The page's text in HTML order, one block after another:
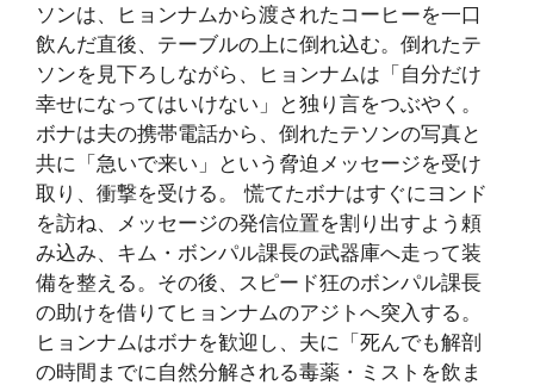
ソンは、ヒョンナムから渡されたコーヒーを一口
飲んだ直後、テーブルの上に倒れ込む。倒れたテ
ソンを見下ろしながら、ヒョンナムは「自分だけ
幸せになってはいけない」と独り言をつぶやく。
ボナは夫の携帯電話から、倒れたテソンの写真と
共に「急いで来い」という脅迫メッセージを受け
取り、衝撃を受ける。 慌てたボナはすぐにヨンド
を訪ね、メッセージの発信位置を割り出すよう頼
み込み、キム・ボンパル課長の武器庫へ走って装
備を整える。その後、スピード狂のボンパル課長
の助けを借りてヒョンナムのアジトへ突入する。
ヒョンナムはボナを歓迎し、夫に「死んでも解剖
の時間までに自然分解される毒薬・ミストを飲ま